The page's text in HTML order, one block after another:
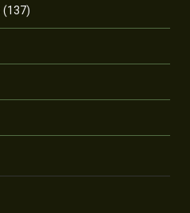
(137)